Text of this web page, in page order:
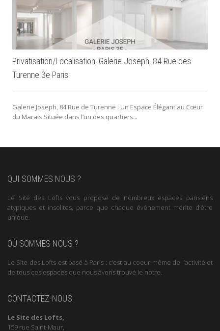
Privatisation/Localisation, Galerie Joseph, 84 Rue des
Turenne 3e Paris
Galerie Joseph, 84 Rue de Turenne : Un Espace Élégant au Cœur
du Marais Située dans l’un des quartiers...
QUI SOMMES NOUS ?
Le Site des Lofts vous propose de nombreux espaces parisiens
atypiques et insolites, parce que chaque événement mérite d’être
unique.
OÙ SOMMES NOUS ?
Le Site des Lofts est basé à Paris : c’est au coeur même de l’activité et
de tous ces espaces que nous avons trouvé le notre.
CONTACTEZ-NOUS
Le Site des Lofts,
159 rue Saint-Maur,